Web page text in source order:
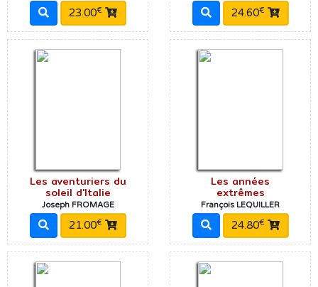
23.00€ 24.60€
Les aventuriers du
soleil d'Italie
Joseph FROMAGE
21.00€
Les années
extrêmes
François LEQUILLER
24.80€